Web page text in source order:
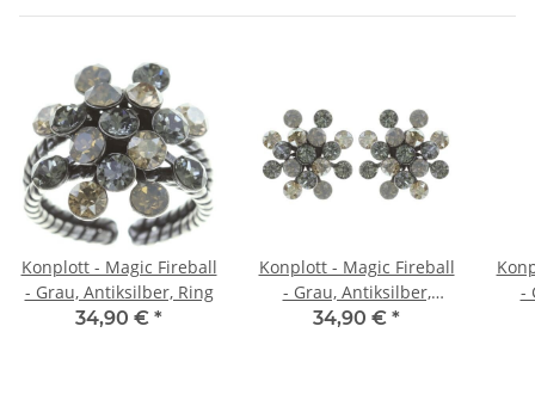
Konplott - Magic Fireball
- Grau, Antiksilber, Ring
34,90 € *
Konplott - Magic Fireball
- Grau, Antiksilber,
Ohrringemit Stecker
34,90 € *
-